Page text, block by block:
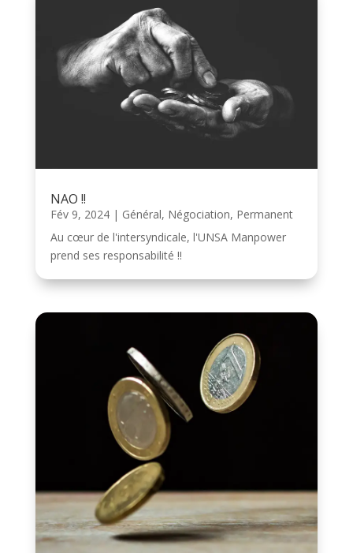
NAO !!
Fév 9, 2024| Général, Négociation, Permanent
Au cœur de l'intersyndicale, l'UNSA Manpower
prend ses responsabilité !!